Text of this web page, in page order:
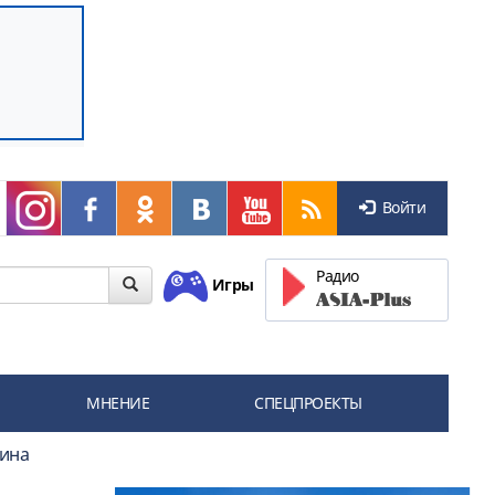
Войти
Игры Радио
МНЕНИЕ СПЕЦПРОЕКТЫ